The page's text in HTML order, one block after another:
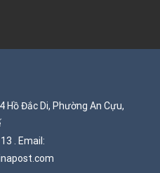
Hồ Đắc Di, Phường An Cựu,
. Email: